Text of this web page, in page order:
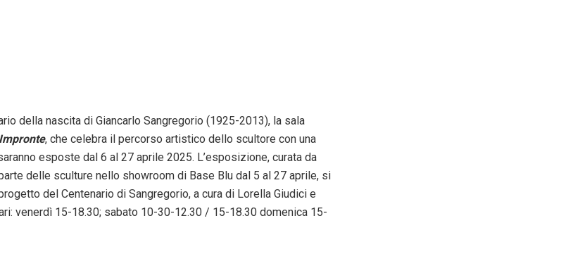
della nascita di Giancarlo Sangregorio (1925-2013), la sala
Impronte, che celebra il percorso artistico dello scultore con una
esposte dal 6 al 27 aprile 2025. L’esposizione, curata da
delle sculture nello showroom di Base Blu dal 5 al 27 aprile, si
del Centenario di Sangregorio, a cura di Lorella Giudici e
venerdì 15-18.30; sabato 10-30-12.30 / 15-18.30 domenica 15-